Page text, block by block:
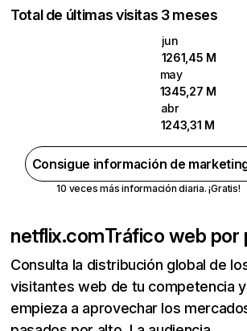
Total de últimas visitas 3 meses
jun
1261,45 M
may
1345,27 M
abr
1243,31 M
Consigue información de
10 veces más información diaria. ¡Gratis!
netflix.comTráfico web por
Consulta la distribución global de
visitantes web de tu competencia y
empieza a aprovechar los